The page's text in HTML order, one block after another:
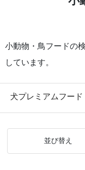
小動物・鳥フードの
しています。
犬プレミアムフード
並び替え